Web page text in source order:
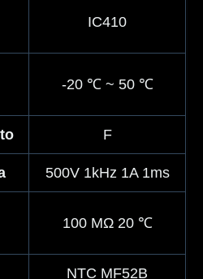
IC410
-20 ℃ ~ 50 ℃
F
500V 1kHz 1A 1ms
100 MΩ 20 ℃
NTC MF52B